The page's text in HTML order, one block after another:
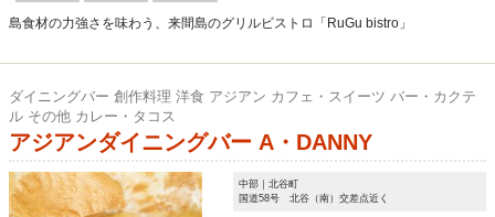
島食材の力強さを味わう、来間島のグリルビストロ「RuGu bistro」
ダイニングバー 創作料理 洋食 アジアン カフェ・スイーツ バー・カクテ
ル その他 カレー・タコス
アジアンダイニングバー A・DANNY
中部｜北谷町
国道58号 北谷（南）交差点近く